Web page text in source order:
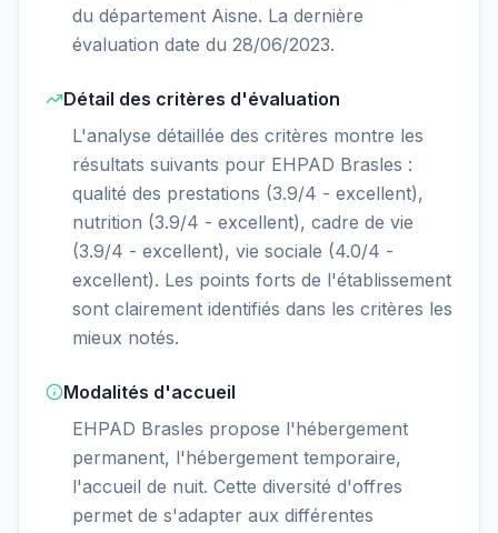
du département Aisne. La dernière
évaluation date du 28/06/2023.
Détail des critères d'évaluation
L'analyse détaillée des critères montre les
résultats suivants pour EHPAD Brasles :
qualité des prestations (3.9/4 - excellent),
nutrition (3.9/4 - excellent), cadre de vie
(3.9/4 - excellent), vie sociale (4.0/4 -
excellent). Les points forts de l'établissement
sont clairement identifiés dans les critères les
mieux notés.
Modalités d'accueil
EHPAD Brasles propose l'hébergement
permanent, l'hébergement temporaire,
l'accueil de nuit. Cette diversité d'offres
permet de s'adapter aux différentes